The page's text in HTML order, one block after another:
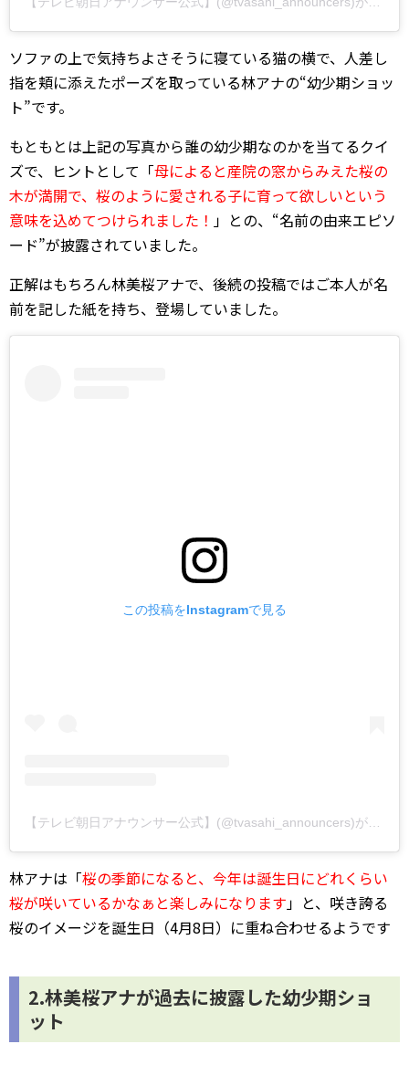
ソファの上で気持ちよさそうに寝ている猫の横で、人差し
指を頬に添えたポーズを取っている林アナの“幼少期ショッ
ト”です。
もともとは上記の写真から誰の幼少期なのかを当てるクイ
ズで、ヒントとして「母によると産院の窓からみえた桜の
木が満開で、桜のように愛される子に育って欲しいという
意味を込めてつけられました！ 」との、“名前の由来エピソ
ード”が披露されていました。
正解はもちろん林美桜アナで、後続の投稿ではご本人が名
前を記した紙を持ち、登場していました。
この投稿をInstagramで見る
【テレビ朝日アナウンサー公式】(@tvasahi_announcers)がシェアした投稿
林アナは「桜の季節になると、今年は誕生日にどれくらい
桜が咲いているかなぁと楽しみになります」と、咲き誇る
桜のイメージを誕生日（4月8日）に重ね合わせるようです
2.林美桜アナが過去に披露した幼少期ショ
ット